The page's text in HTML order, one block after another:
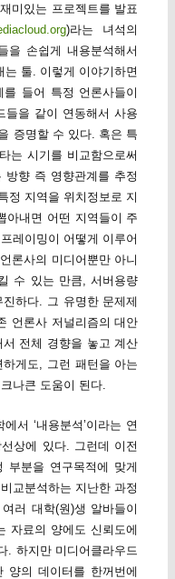
미있는 프로젝트를 발표
)라는 녀석의
을 손쉽게 내용분석해서
는 툴. 이렇게 이야기하면
들어 특정 언론사들이
들을 같이 연동해서 사용
증명할 수 있다. 혹은 특
는 시기를 비교함으로써
향 즉 영향관계를 추정
정 지역을 위치정보로 지
아내면 어떤 지역들이 주
레이밍이 어떻게 이루어
론사의 미디어뿐만 아니
수 있는 만큼, 서버용량
하다. 그 유명한 문제제
언론사 저널리즘의 대안
서 전체 경향을 놓고 계산
게도, 그런 패턴을 아는
나큰 도움이 된다.
서 ‘내용분석’이라는 연
상에 있다. 그런데 이전
부분을 연구목적에 맞게
교분석하는 지난한 과정
러 대학(원)생 알바들이
자료의 양에도 신뢰도에
. 하지만 미디어클라우드
양의 데이터를 한꺼번에